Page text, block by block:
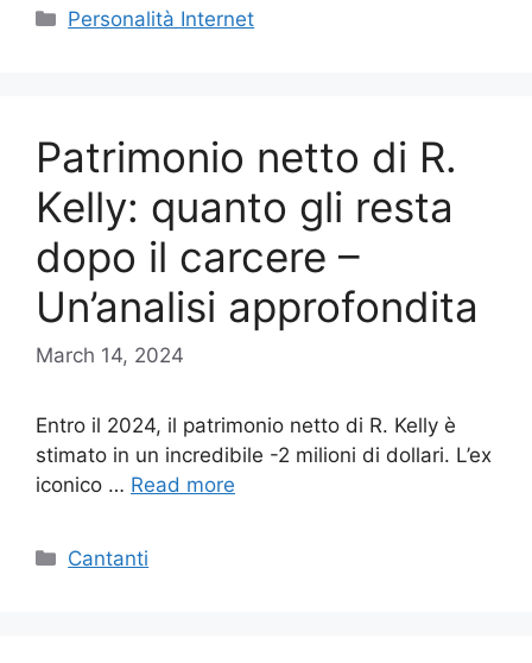
Categories
Personalità Internet
Patrimonio netto di R.
Kelly: quanto gli resta
dopo il carcere –
Un’analisi approfondita
March 14, 2024
Entro il 2024, il patrimonio netto di R. Kelly è
stimato in un incredibile -2 milioni di dollari. L’ex
iconico … Read more
Categories
Cantanti